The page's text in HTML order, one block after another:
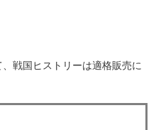
戦国ヒストリーは適格販売に